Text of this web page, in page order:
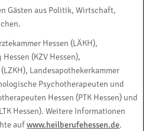
Gästen aus Politik, Wirtschaft,
Hessen (LÄKH),
(KZV Hessen),
Landesapothekerkammer
Psychotherapeuten und
Hessen (PTK Hessen) und
Hessen). Weitere Informationen
aufwww.heilberufehessen.de.